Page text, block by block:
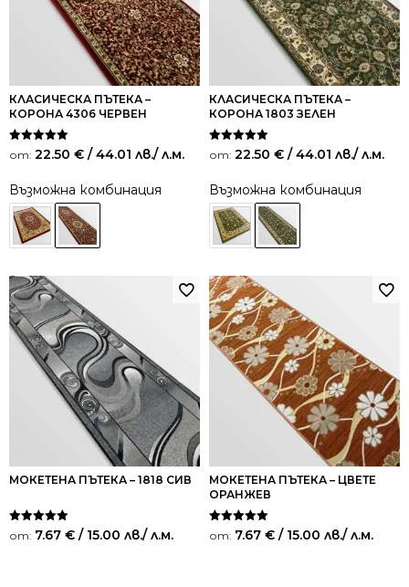
КЛАСИЧЕСКА ПЪТЕКА –
КОРОНА 4306 ЧЕРВЕН
Оценено на
5.00
от: 22.50 € / 44.01 лв./ л.м.
Възможна комбинация
КЛАСИЧЕСКА ПЪТЕКА –
КОРОНА 1803 ЗЕЛЕН
Оценено на
5.00
от: 22.50 € / 44.01 лв./ л.м.
Възможна комбинация
МОКЕТЕНА ПЪТЕКА – 1818 СИВ
Оценено на
5.00
от: 7.67 € / 15.00 лв./ л.м.
МОКЕТЕНА ПЪТЕКА – ЦВЕТЕ
ОРАНЖЕВ
Оценено на
5.00
от: 7.67 € / 15.00 лв./ л.м.